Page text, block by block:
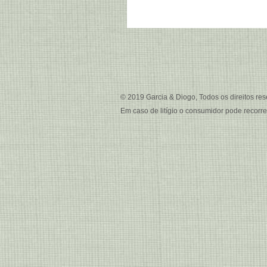
© 2019 Garcia & Diogo, Todos os direitos
Em caso de litígio o consumidor pode